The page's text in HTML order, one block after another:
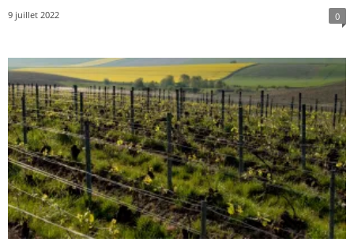
9 juillet 2022 0